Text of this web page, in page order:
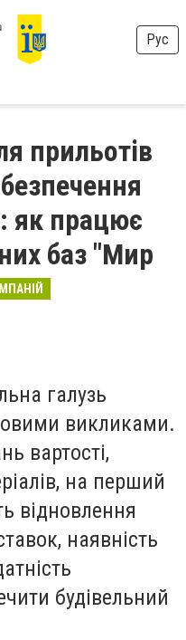
Рус
прильотів
як працює
баз "Мир
галузь
викликами.
вартості,
на перший
відновлення
наявність
будівельний